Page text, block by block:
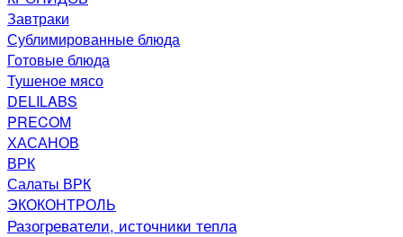
Завтраки
Сублимированные блюда
Готовые блюда
Тушеное мясо
DELILABS
PRECOM
ХАСАНОВ
ВРК
Салаты ВРК
ЭКОКОНТРОЛЬ
Разогреватели, источники тепла